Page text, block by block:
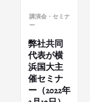
講演会・セミナ
弊社共同
代表が横
浜国大主
催セミナ
ー（2022年